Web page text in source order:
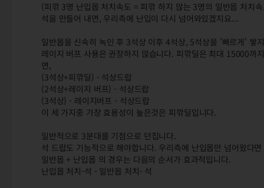
(피깎 3명 난입몹 처치속도 = 피깎 하지 않는 3명의 일반몹 처치
석을 만들어 내면, 우리측에 난입이 다시 넘어와있겠지요...
일반몹을 신속히 녹인 후 3석상 이후 4석상, 5석상을 '빠르게' 쌓
레이지 버프 사용은 권장하지 않습니다. 피깎딜은 최대 15000
면,
(3석상+피깎딜) - 석상드랍
(2석상+레이지 버프) - 석상드랍
(3석상) - 레이지버프 - 석상드랍
이 세 가지중 가장 효용성이 높은것은 피깎딜입니다.
일반적으로 3분대를 기점으로 던집니다.
석 드랍도 기능적으로 해야합니다. 우리측에 난입몹만 넘어왔다
일반몹 + 난입몹 의 경우는 다음의 순서가 효과적입니다.
난입몹 처치-석 - 일반몹 처치- 석